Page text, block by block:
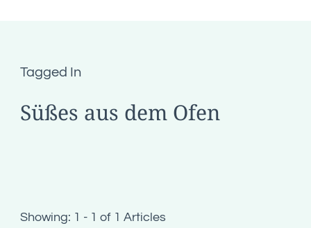
Tagged In
Süßes aus dem Ofen
Showing: 1 - 1 of 1 Articles